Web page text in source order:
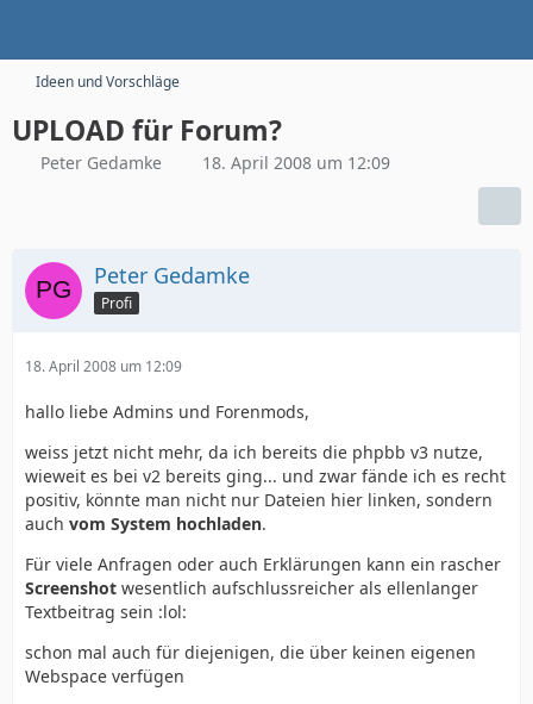
Ideen und Vorschläge
UPLOAD für Forum?
Peter Gedamke 18. April 2008 um 12:09
Peter Gedamke
Profi
18. April 2008 um 12:09
hallo liebe Admins und Forenmods,
weiss jetzt nicht mehr, da ich bereits die phpbb v3 nutze,
wieweit es bei v2 bereits ging... und zwar fände ich es recht
positiv, könnte man nicht nur Dateien hier linken, sondern
auch vom System hochladen.
Für viele Anfragen oder auch Erklärungen kann ein rascher
Screenshot wesentlich aufschlussreicher als ellenlanger
Textbeitrag sein :lol:
schon mal auch für diejenigen, die über keinen eigenen
Webspace verfügen